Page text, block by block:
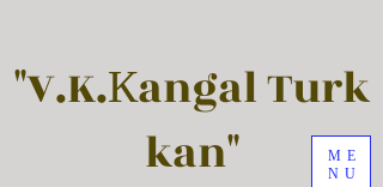
"V.K.Кangal Turk
kan"
ME
NU